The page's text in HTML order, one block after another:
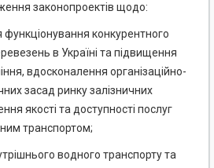
законопроектів щодо:
конкурентного
в Україні та підвищення
вдосконалення організаційно-
засад ринку залізничних
якості та доступності послуг
транспортом;
водного транспорту та